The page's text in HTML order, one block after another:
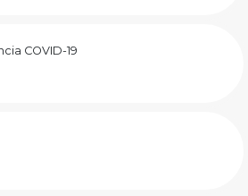
COVID-19